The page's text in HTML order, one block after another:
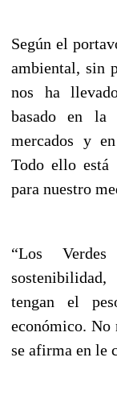
Según el
ambiental, sin
nos ha
basado en la
mercados y
Todo ello está
para nuestro
“Los
tengan el
económico. No
se afirma en le